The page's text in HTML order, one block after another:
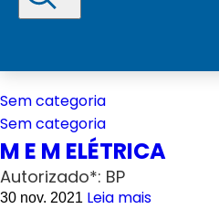
Sem categoria
Sem categoria
M E M ELÉTRICA
Autorizado*: BP
30 nov. 2021 Leia mais